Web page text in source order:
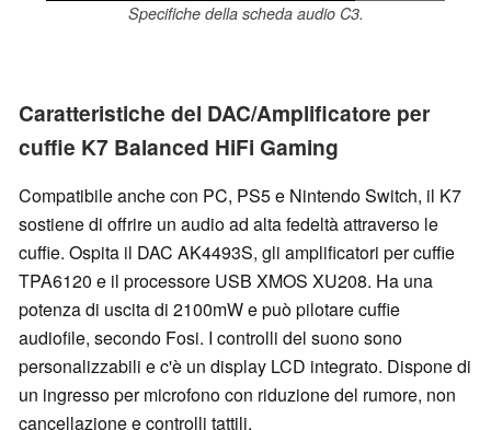
Specifiche della scheda audio C3.
Caratteristiche del DAC/Amplificatore per
cuffie K7 Balanced HiFi Gaming
Compatibile anche con PC, PS5 e Nintendo Switch, il K7
sostiene di offrire un audio ad alta fedeltà attraverso le
cuffie. Ospita il DAC AK4493S, gli amplificatori per cuffie
TPA6120 e il processore USB XMOS XU208. Ha una
potenza di uscita di 2100mW e può pilotare cuffie
audiofile, secondo Fosi. I controlli del suono sono
personalizzabili e c'è un display LCD integrato. Dispone di
un ingresso per microfono con riduzione del rumore, non
cancellazione e controlli tattili.